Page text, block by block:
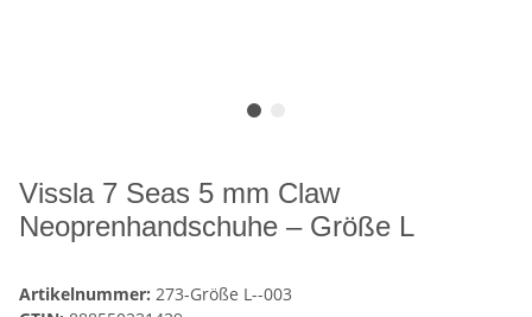
Vissla 7 Seas 5 mm Claw
Neoprenhandschuhe – Größe L
Artikelnummer: 273-Größe L--003